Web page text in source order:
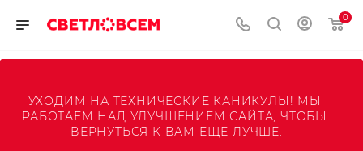
0
УХОДИМ НА ТЕХНИЧЕСКИЕ КАНИКУЛЫ! МЫ
РАБОТАЕМ НАД УЛУЧШЕНИЕМ САЙТА, ЧТОБЫ
ВЕРНУТЬСЯ К ВАМ ЕЩЕ ЛУЧШЕ.